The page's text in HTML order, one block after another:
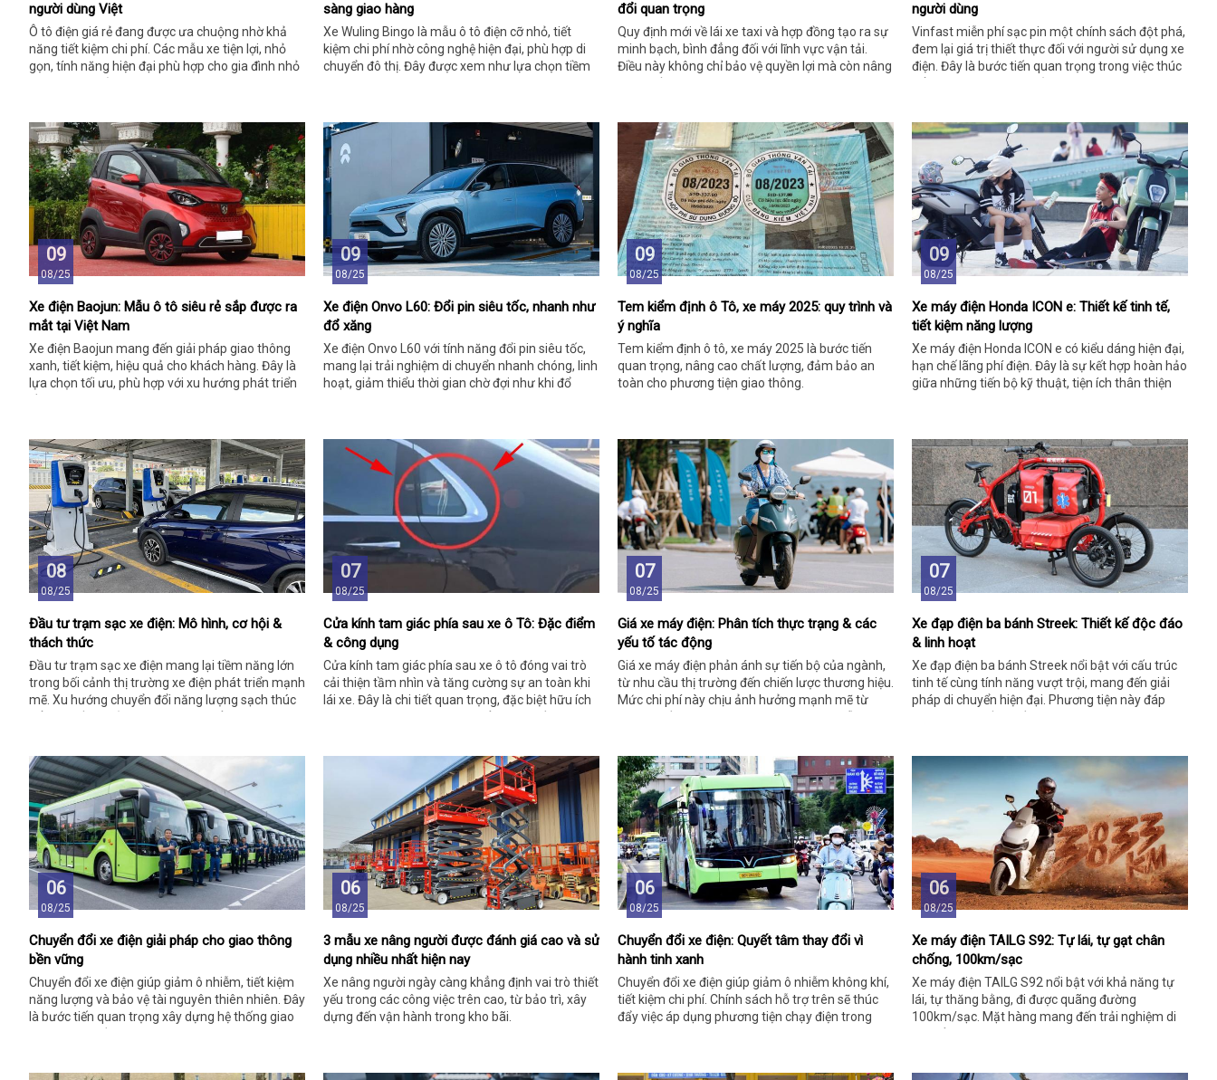
người dùng Việt
Ô tô điện giá rẻ đang được ưa chuộng nhờ khả
năng tiết kiệm chi phí. Các mẫu xe tiện lợi, nhỏ
gọn, tính năng hiện đại phù hợp cho gia đình nhỏ
sàng giao hàng
Xe Wuling Bingo là mẫu ô tô điện cỡ nhỏ, tiết
kiệm chi phí nhờ công nghệ hiện đại, phù hợp di
chuyển đô thị. Đây được xem như lựa chọn tiềm
đổi quan trọng
Quy định mới về lái xe taxi và hợp đồng tạo ra sự
minh bạch, bình đẳng đối với lĩnh vực vận tải.
Điều này không chỉ bảo vệ quyền lợi mà còn nâng
người dùng
Vinfast miễn phí sạc pin một chính sách đột phá,
đem lại giá trị thiết thực đối với người sử dụng xe
điện. Đây là bước tiến quan trọng trong việc thúc
09
08/25
Xe điện Baojun: Mẫu ô tô siêu rẻ sắp được ra
mắt tại Việt Nam
Xe điện Baojun mang đến giải pháp giao thông
xanh, tiết kiệm, hiệu quả cho khách hàng. Đây là
lựa chọn tối ưu, phù hợp với xu hướng phát triển
09
08/25
Xe điện Onvo L60: Đổi pin siêu tốc, nhanh như
đổ xăng
Xe điện Onvo L60 với tính năng đổi pin siêu tốc,
mang lại trải nghiệm di chuyển nhanh chóng, linh
hoạt, giảm thiểu thời gian chờ đợi như khi đổ
09
08/25
Tem kiểm định ô Tô, xe máy 2025: quy trình và
ý nghĩa
Tem kiểm định ô tô, xe máy 2025 là bước tiến
quan trọng, nâng cao chất lượng, đảm bảo an
toàn cho phương tiện giao thông.
09
08/25
Xe máy điện Honda ICON e: Thiết kế tinh tế,
tiết kiệm năng lượng
Xe máy điện Honda ICON e có kiểu dáng hiện đại,
hạn chế lãng phí điện. Đây là sự kết hợp hoàn hảo
giữa những tiến bộ kỹ thuật, tiện ích thân thiện
08
08/25
Đầu tư trạm sạc xe điện: Mô hình, cơ hội &
thách thức
Đầu tư trạm sạc xe điện mang lại tiềm năng lớn
trong bối cảnh thị trường xe điện phát triển mạnh
mẽ. Xu hướng chuyển đổi năng lượng sạch thúc
07
08/25
Cửa kính tam giác phía sau xe ô Tô: Đặc điểm
& công dụng
Cửa kính tam giác phía sau xe ô tô đóng vai trò
cải thiện tầm nhìn và tăng cường sự an toàn khi
lái xe. Đây là chi tiết quan trọng, đặc biệt hữu ích
07
08/25
Giá xe máy điện: Phân tích thực trạng & các
yếu tố tác động
Giá xe máy điện phản ánh sự tiến bộ của ngành,
từ nhu cầu thị trường đến chiến lược thương hiệu.
Mức chi phí này chịu ảnh hưởng mạnh mẽ từ
07
08/25
Xe đạp điện ba bánh Streek: Thiết kế độc đáo
& linh hoạt
Xe đạp điện ba bánh Streek nổi bật với cấu trúc
tinh tế cùng tính năng vượt trội, mang đến giải
pháp di chuyển hiện đại. Phương tiện này đáp
06
08/25
Chuyển đổi xe điện giải pháp cho giao thông
bền vững
Chuyển đổi xe điện giúp giảm ô nhiễm, tiết kiệm
năng lượng và bảo vệ tài nguyên thiên nhiên. Đây
là bước tiến quan trọng xây dựng hệ thống giao
06
08/25
3 mẫu xe nâng người được đánh giá cao và sử
dụng nhiều nhất hiện nay
Xe nâng người ngày càng khẳng định vai trò thiết
yếu trong các công việc trên cao, từ bảo trì, xây
dựng đến vận hành trong kho bãi.
06
08/25
Chuyển đổi xe điện: Quyết tâm thay đổi vì
hành tinh xanh
Chuyển đổi xe điện giúp giảm ô nhiễm không khí,
tiết kiệm chi phí. Chính sách hỗ trợ trên sẽ thúc
đẩy việc áp dụng phương tiện chạy điện trong
06
08/25
Xe máy điện TAILG S92: Tự lái, tự gạt chân
chống, 100km/sạc
Xe máy điện TAILG S92 nổi bật với khả năng tự
lái, tự thăng bằng, đi được quãng đường
100km/sạc. Mặt hàng mang đến trải nghiệm di